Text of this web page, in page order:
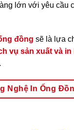
lớn với yêu cầu
đồng sẽ là lựa
vụ sản xuất và in
Nghệ In Ống